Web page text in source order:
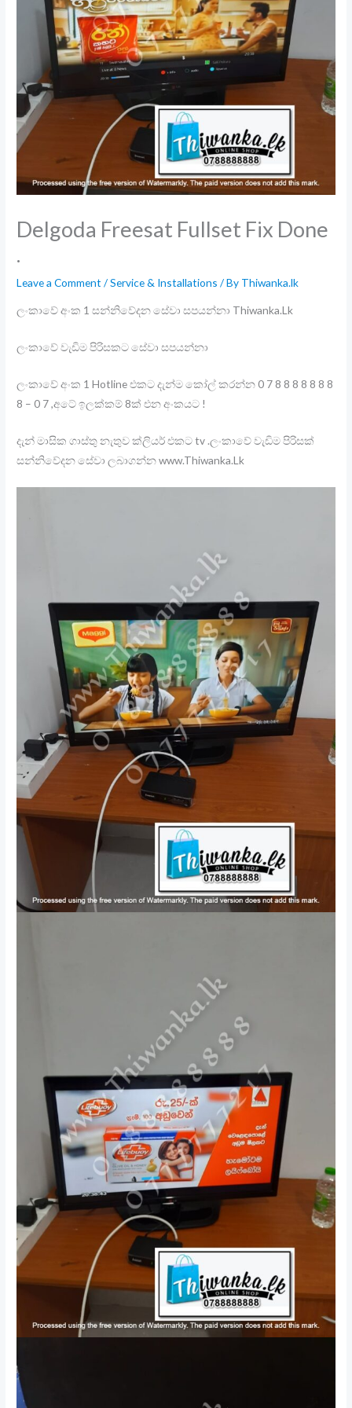
Delgoda Freesat Fullset Fix Done
.
Leave a Comment /Service & Installations / By Thiwanka.lk
ලංකාවේ අංක 1 සන්නිවේදන සේවා සපයන්නා Thiwanka.Lk
ලංකාවේ වැඩිම පිරිසකට සේවා සපයන්නා
ලංකාවේ අංක 1 Hotline එකට දැන්ම කෝල් කරන්න 0 7 8 8 8 8 8 8 8
8 – 0 7 ,අටේ ඉලක්කම් 8ක් එන අංකයට !
දැන් මාසික ගාස්තු නැතුව ක්ලියර් එකට tv .ලංකාවේ වැඩිම පිරිසක්
සන්නිවේදන සේවා ලබාගන්න www.Thiwanka.Lk